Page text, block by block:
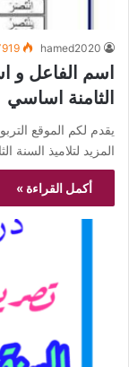
hamed2020
اسم الفاعل و
الثامنة اساسي
يقدم لكم الموقع
المزيد لتلاميذ السنة
أكمل القراءة »